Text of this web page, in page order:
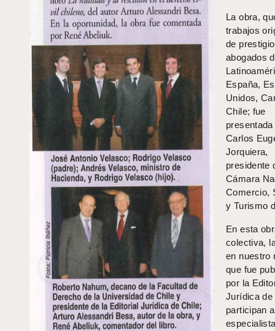
La obra,
trabajos
de
abogados
España,
Unidos,
Chile; fue
Carlos
Jorquiera,
presidente
Cámara
Comercio,
y Turismo
En esta
colectiva,
en nuestro
que fue
por la
Jurídica de
participan